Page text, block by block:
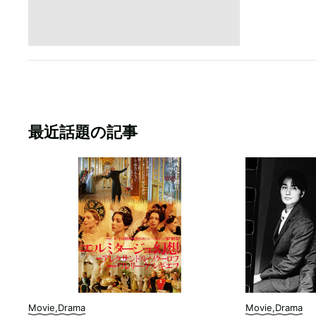
最近話題の記事
Movie,Drama Movie,Drama